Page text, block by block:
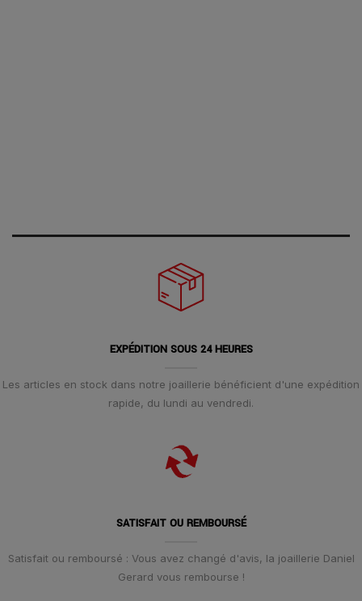
EXPÉDITION SOUS 24 HEURES
Les articles en stock dans notre joaillerie bénéficient d'une expédition
rapide, du lundi au vendredi.
SATISFAIT OU REMBOURSÉ
Satisfait ou remboursé : Vous avez changé d'avis, la joaillerie Daniel
Gerard vous rembourse !